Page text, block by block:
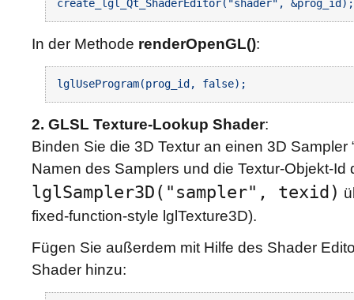
In der Methode renderOpenGL():
2. GLSL Texture-Lookup Shader:
Binden Sie die 3D Textur an einen 3D Sampler
Namen des Samplers und die Textur-Objekt-Id
lglSampler3D("sampler", texid)
fixed-function-style lglTexture3D).
Fügen Sie außerdem mit Hilfe des Shader
Shader hinzu: